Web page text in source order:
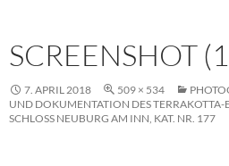
SCREENSHOT
7. APRIL 2018 509 × 534
UND DOKUMENTATION DES TERRAKOTTA-
SCHLOSS NEUBURG AM INN, KAT. NR. 177